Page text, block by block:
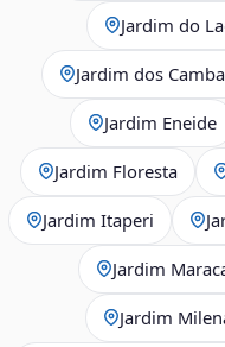
Jardim do
Jardim dos
Jardim Eneide
Jardim Floresta
Jardim Itaperi
Jardim
Jardim